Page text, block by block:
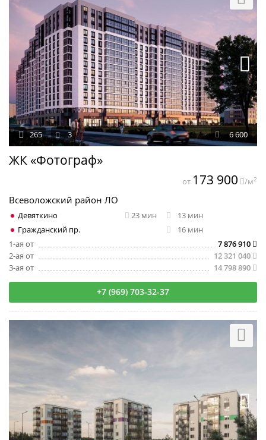
ЖК «Фотограф»
6 600
265 3
Всеволожский район ЛО
Девяткино 23 мин
13 мин
Гражданский пр.
16 мин
1-ая от
7 876 910
2-ая от
12 321 040
3-ая от
14 798 890
от 173 900 /м2
+7 (969) 703-32-37